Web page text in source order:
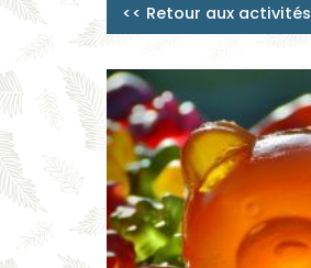
<< Retour aux activités